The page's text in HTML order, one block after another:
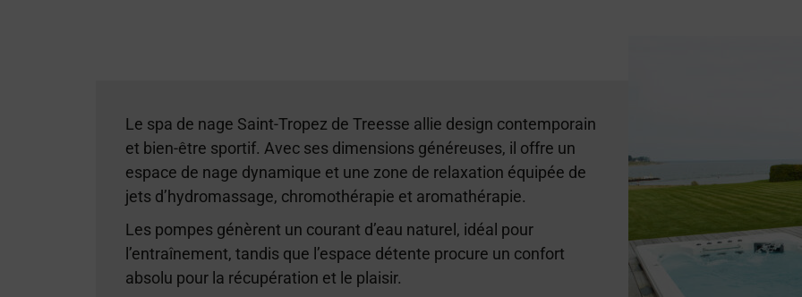
Le spa de nage Saint-Tropez de Treesse allie design contemporain
et bien-être sportif. Avec ses dimensions généreuses, il offre un
espace de nage dynamique et une zone de relaxation équipée de
jets d’hydromassage, chromothérapie et aromathérapie.
Les pompes génèrent un courant d’eau naturel, idéal pour
l’entraînement, tandis que l’espace détente procure un confort
absolu pour la récupération et le plaisir.